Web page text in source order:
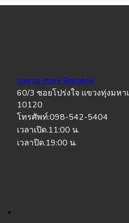
source store Bangkok
60/3 ซอยโปร่งใจ แขวงทุ่งมหา
10120
โทรศัพท์:098-542-5404
เวลาเปิด.11:00 น.
เวลาปิด.19:00 น.